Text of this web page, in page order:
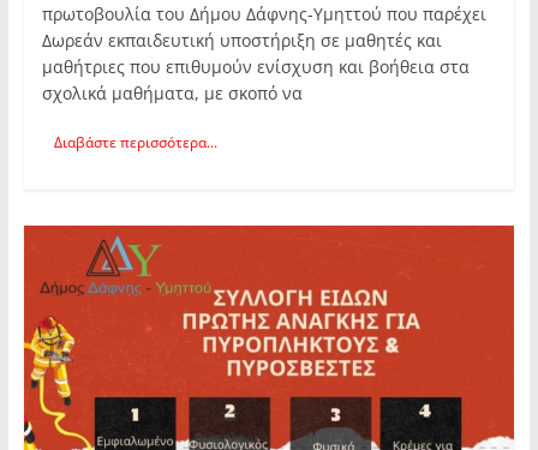
πρωτοβουλία του Δήμου Δάφνης-Υμηττού που παρέχει
Δωρεάν εκπαιδευτική υποστήριξη σε μαθητές και
μαθήτριες που επιθυμούν ενίσχυση και βοήθεια στα
σχολικά μαθήματα, με σκοπό να
Διαβάστε περισσότερα...